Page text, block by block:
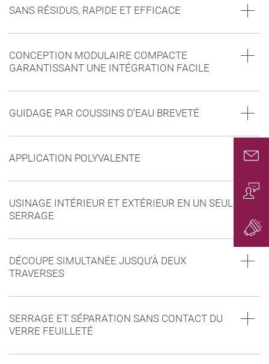
SANS RÉSIDUS, RAPIDE ET EFFICACE
CONCEPTION MODULAIRE COMPACTE
GARANTISSANT UNE INTÉGRATION FACILE
GUIDAGE PAR COUSSINS D’EAU BREVETÉ
APPLICATION POLYVALENTE
USINAGE INTÉRIEUR ET EXTÉRIEUR EN UN SEUL
SERRAGE
DÉCOUPE SIMULTANÉE JUSQU’À DEUX
TRAVERSES
SERRAGE ET SÉPARATION SANS CONTACT DU
VERRE FEUILLETÉ